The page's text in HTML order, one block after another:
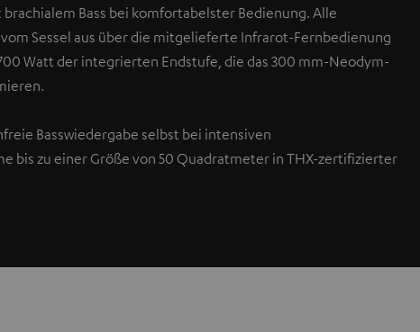
Bass bei komfortabelster Bedienung. Alle
Sessel aus über die mitgelieferte Infrarot-Fernbedienung
Watt der integrierten Endstufe, die das 300 mm-Neodym-
Basswiedergabe selbst bei intensiven
bis zu einer Größe von 50 Quadratmeter in THX-zertifizierter